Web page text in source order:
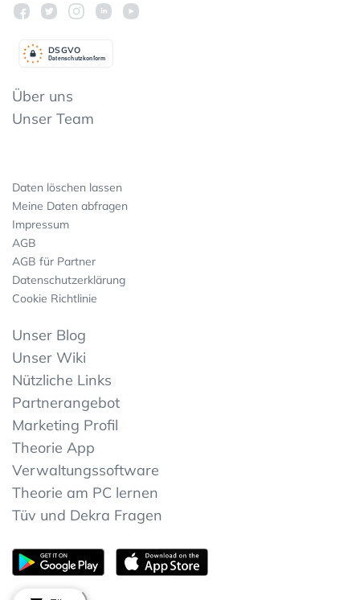
Datenschutzkonform
DSGVO
Über uns
Unser Team
Daten löschen lassen
Meine Daten abfragen
Impressum
AGB
AGB für Partner
Datenschutzerklärung
Cookie Richtlinie
Unser Blog
Unser Wiki
Nützliche Links
Partnerangebot
Marketing Profil
Theorie App
Verwaltungssoftware
Theorie am PC lernen
Tüv und Dekra Fragen